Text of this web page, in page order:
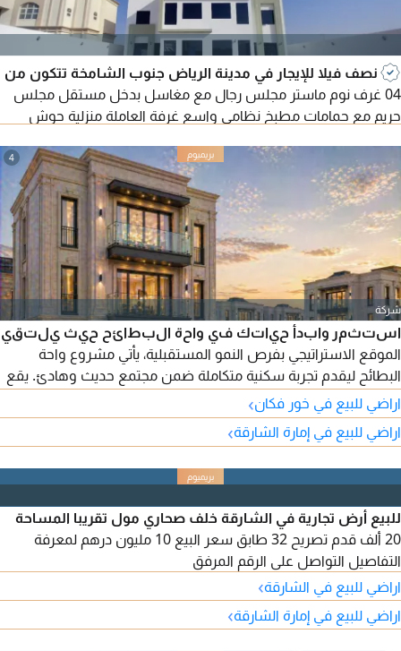
نصف فيلا للإيجار في مدينة الرياض جنوب الشامخة تتكون من
04 غرف نوم ماستر مجلس رجال مع مغاسل بدخل مستقل مجلس
حريم مع حمامات مطبخ نظامي واسع غرفة العاملة منزلية حوش
4
شركة
استثمر وابدأ حياتك في واحة البطائح حيث يلتقي
الموقع الاستراتيجي بفرص النمو المستقبلية، يأتي مشروع واحة
البطائح ليقدم تجربة سكنية متكاملة ضمن مجتمع حديث وهادئ. يقع
اتصالا سريعا بأهم المحاور الحيوية، ضمن منطقة تشهد نموا عمرانيا
متسارعا يعزز من قيمتها كواحدة من أبرز الوجهات الاستثمارية في
اراضي للبيع في خور فكان›
اراضي للبيع في إمارة الشارقة›
للبيع أرض تجارية في الشارقة خلف صحاري مول تقريبا المساحة
20 ألف قدم تصريح 32 طابق سعر البيع 10 مليون درهم لمعرفة
التفاصيل التواصل على الرقم المرفق
اراضي للبيع في الشارقة›
اراضي للبيع في إمارة الشارقة›